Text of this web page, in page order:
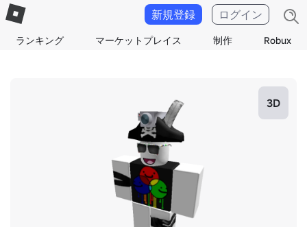
ランキング マーケットプレイス 制作 Robux
新規登録 ログイン
3D